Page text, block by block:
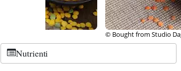
© Bought from Studio Dagdagaz, fotolia
Nutrienti